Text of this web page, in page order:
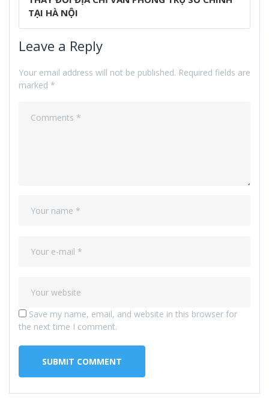
TẠI HÀ NỘI
Leave a Reply
Your email address will not be published. Required fields are
marked *
Save my name, email, and website in this browser for
the next time I comment.